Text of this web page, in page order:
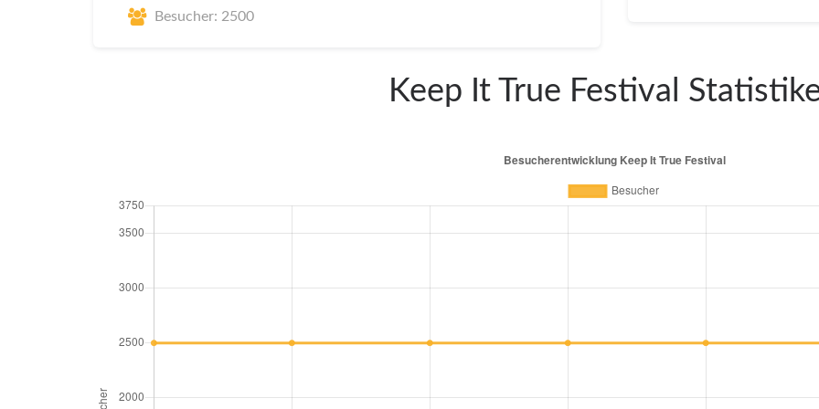
Besucher: 2500
Keep It True Festival